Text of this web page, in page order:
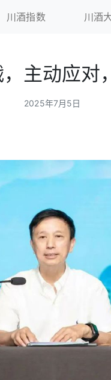
川酒指数 川酒
主动应对
2025年7月5日